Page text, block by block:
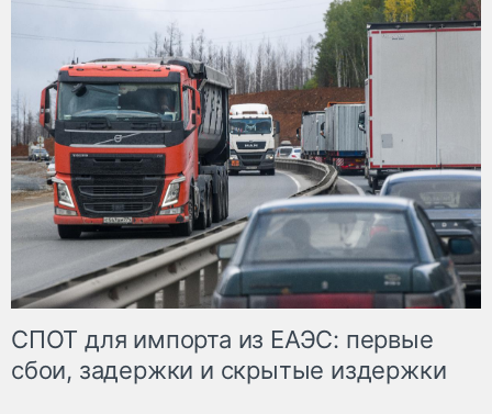
СПОТ для импорта из ЕАЭС: первые
сбои, задержки и скрытые издержки